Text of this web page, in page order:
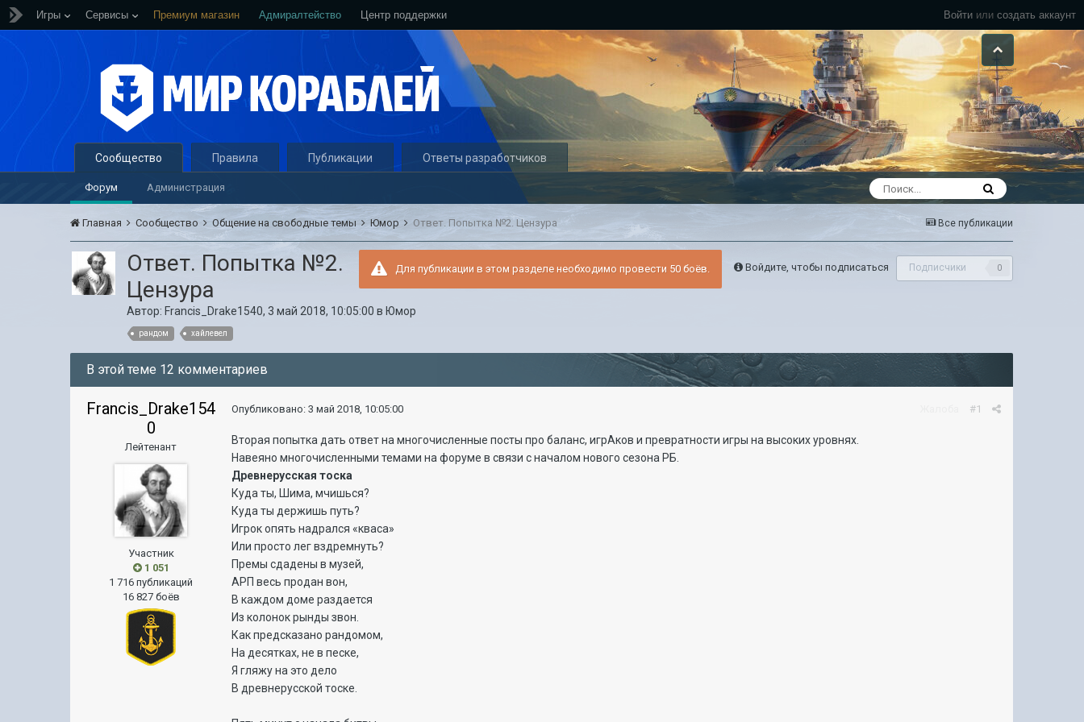
Войти или создать аккаунт
Игры Сервисы Премиум магазин Адмиралтейство Центр поддержки
Сообщество
Форум Администрация
Правила Публикации Ответы разработчиков
Все публикации
Главная Сообщество Общение на свободные темы Юмор Ответ. Попытка №2. Цензура
Войдите, чтобы подписаться Подписчики 0
Для публикации в этом разделе необходимо провести 50 боёв.
Ответ. Попытка №2.
Цензура
Автор: Francis_Drake1540,3 май 2018, 10:05:00 в Юмор
рандом хайлевел
В этой теме 12 комментариев
Francis_Drake154
0
Лейтенант
Участник
1 051
1 716 публикаций
16 827 боёв
#1
Опубликовано:3 май 2018, 10:05:00
Вторая попытка дать ответ на многочисленные посты про баланс, игрАков и превратности игры на высоких уровнях.
Навеяно многочисленными темами на форуме в связи с началом нового сезона РБ.
Древнерусская тоска
Куда ты, Шима, мчишься?
Куда ты держишь путь?
Игрок опять надрался «кваса»
Или просто лег вздремнуть?
Премы сдадены в музей,
АРП весь продан вон,
В каждом доме раздается
Из колонок рынды звон.
Как предсказано рандомом,
На десятках, не в песке,
Я гляжу на это дело
В древнерусской тоске.